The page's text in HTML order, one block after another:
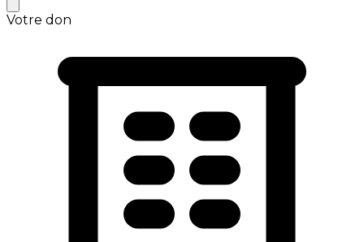
Votre don